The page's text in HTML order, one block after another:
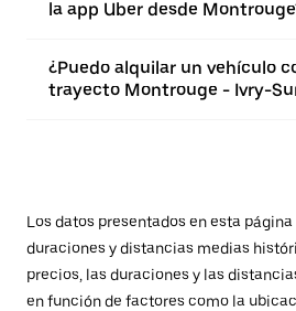
la app Uber desde
¿Puedo alquilar un vehículo
trayecto Montrouge - Ivry-
Los datos presentados en esta
duraciones y distancias medias
precios, las duraciones y las
en función de factores como la